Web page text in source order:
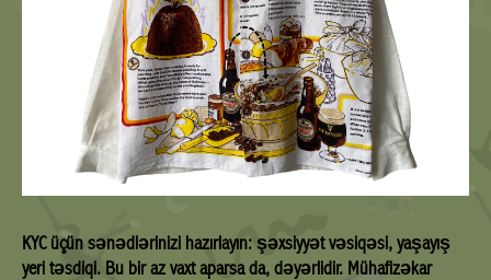
KYC üçün sənədlərinizi hazırlayın: şəxsiyyət vəsiqəsi, yaşayış
yeri təsdiqi. Bu bir az vaxt aparsa da, dəyərlidir. Mühafizəkar